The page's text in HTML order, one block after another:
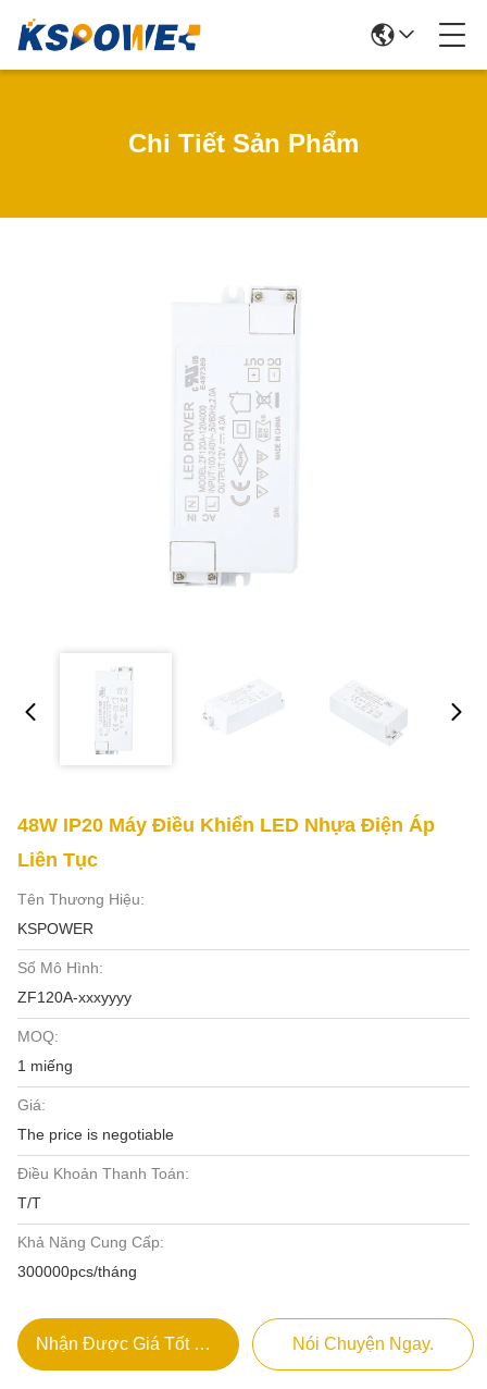
Chi Tiết Sản Phẩm
48W IP20 Máy Điều Khiển LED Nhựa Điện Áp
Liên Tục
Tên Thương Hiệu:
KSPOWER
Số Mô Hình:
ZF120A-xxxyyyy
MOQ:
1 miếng
Giá:
The price is negotiable
Điều Khoản Thanh Toán:
T/T
Khả Năng Cung Cấp:
300000pcs/tháng
Nhận Được Giá Tốt Nhất Nói Chuyện Ngay.